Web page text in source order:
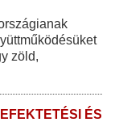
zöld,
ÉS